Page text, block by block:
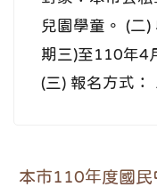
兒園學童。 (二
期三)至110年4
(三) 報名方式：
本市110年度國